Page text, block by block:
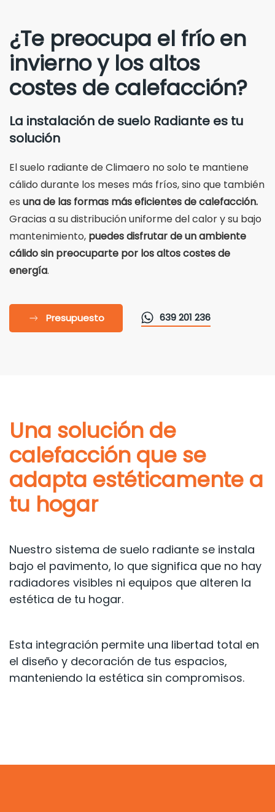
¿Te preocupa el frío en
invierno y los altos
costes de calefacción?
La instalación de suelo Radiante es tu
solución
El suelo radiante de Climaero no solo te mantiene
cálido durante los meses más fríos, sino que también
es una de las formas más eficientes de calefacción.
Gracias a su distribución uniforme del calor y su bajo
mantenimiento, puedes disfrutar de un ambiente
cálido sin preocuparte por los altos costes de
energía.
Presupuesto 639 201 236
Una solución de
calefacción que se
adapta estéticamente a
tu hogar
Nuestro sistema de suelo radiante se instala
bajo el pavimento, lo que significa que no hay
radiadores visibles ni equipos que alteren la
estética de tu hogar.
Esta integración permite una libertad total en
el diseño y decoración de tus espacios,
manteniendo la estética sin compromisos.